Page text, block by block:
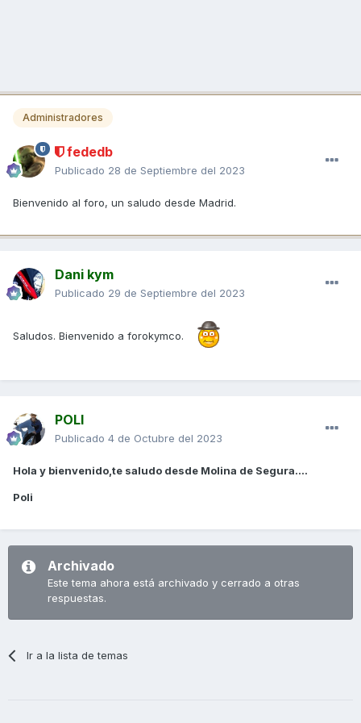
Administradores
fededb
Publicado 28 de Septiembre del 2023
Bienvenido al foro, un saludo desde Madrid.
Dani kym
Publicado 29 de Septiembre del 2023
Saludos. Bienvenido a forokymco.
POLI
Publicado 4 de Octubre del 2023
Hola y bienvenido,te saludo desde Molina de Segura....
Poli
Archivado
Este tema ahora está archivado y cerrado a otras
respuestas.
Ir a la lista de temas